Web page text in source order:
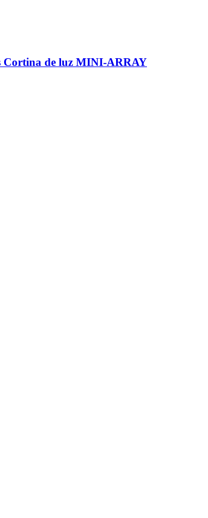
Cortina de luz MINI-ARRAY